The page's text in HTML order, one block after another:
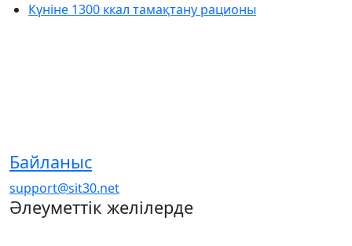
Күніне 1300 ккал тамақтану рационы
Байланыс
support@sit30.net
Әлеуметтік желілерде